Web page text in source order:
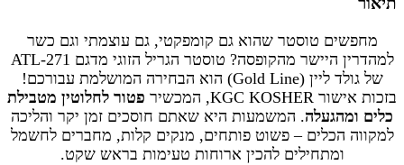
מחפשים טוסטר שהוא גם קומפקטי, גם עוצמתי וגם כשר
למהדרין היישר מהקופסה? טוסטר הגריל הזוגי מדגם ATL-271
של גולד ליין (Gold Line) הוא הבחירה המושלמת עבורכם!
בזכות אישור KGC KOSHER, המכשיר
פטור לחלוטין מטבילת
כלים ומהגעלה. המשמעות היא שאתם חוסכים זמן יקר והליכה
למקווה הכלים – פשוט פותחים, מנקים קלות, מחברים לחשמל
ומתחילים להכין ארוחות טעימות בראש שקט.